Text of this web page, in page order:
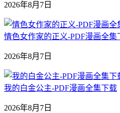
2026年8月7日
情色女作家的正义-PDF漫画全集
2026年8月7日
我的白金公主-PDF漫画全集下载
2026年8月7日